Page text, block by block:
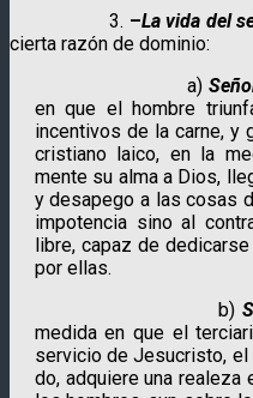
3. –La vida del
cierta razón de dominio:
a)
en que el hombre
incentivos de la carne, y
cristiano laico, en la
mente su alma a Dios,
y desape­go a las cosas
impotencia sino al
libre, capaz de
por ellas.
b)
medida en que el
servicio de Jesucristo,
do, adquiere una realeza